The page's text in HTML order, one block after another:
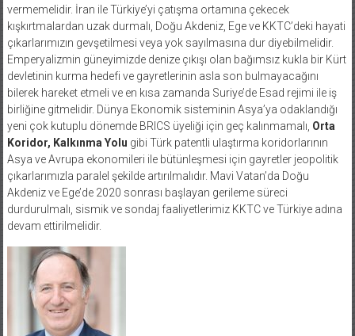
vermemelidir. İran ile Türkiye’yi çatışma ortamına çekecek
kışkırtmalardan uzak durmalı, Doğu Akdeniz, Ege ve KKTC’deki hayati
çıkarlarımızın gevşetilmesi veya yok sayılmasına dur diyebilmelidir.
Emperyalizmin güneyimizde denize çıkışı olan bağımsız kukla bir Kürt
devletinin kurma hedefi ve gayretlerinin asla son bulmayacağını
bilerek hareket etmeli ve en kısa zamanda Suriye’de Esad rejimi ile iş
birliğine gitmelidir. Dünya Ekonomik sisteminin Asya’ya odaklandığı
yeni çok kutuplu dönemde BRICS üyeliği için geç kalınmamalı, Orta
Koridor, Kalkınma Yolu gibi Türk patentli ulaştırma koridorlarının
Asya ve Avrupa ekonomileri ile bütünleşmesi için gayretler jeopolitik
çıkarlarımızla paralel şekilde artırılmalıdır. Mavi Vatan’da Doğu
Akdeniz ve Ege’de 2020 sonrası başlayan gerileme süreci
durdurulmalı, sismik ve sondaj faaliyetlerimiz KKTC ve Türkiye adına
devam ettirilmelidir.